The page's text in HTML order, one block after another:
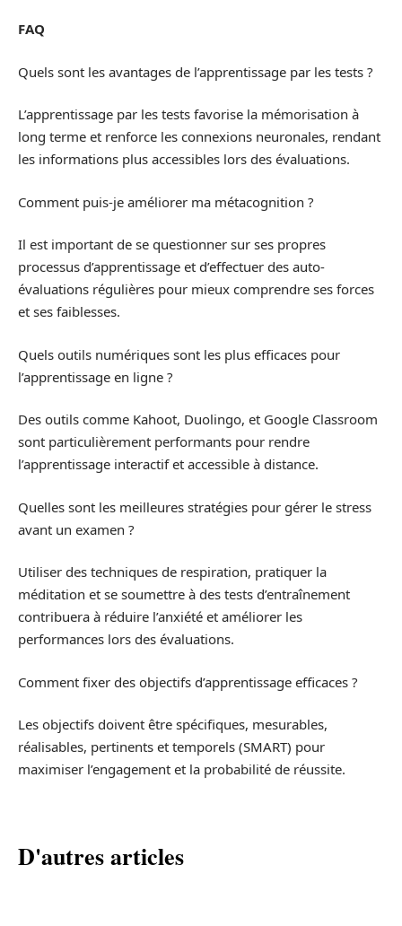
FAQ
Quels sont les avantages de l’apprentissage par les tests ?
L’apprentissage par les tests favorise la mémorisation à
long terme et renforce les connexions neuronales, rendant
les informations plus accessibles lors des évaluations.
Comment puis-je améliorer ma métacognition ?
Il est important de se questionner sur ses propres
processus d’apprentissage et d’effectuer des auto-
évaluations régulières pour mieux comprendre ses forces
et ses faiblesses.
Quels outils numériques sont les plus efficaces pour
l’apprentissage en ligne ?
Des outils comme Kahoot, Duolingo, et Google Classroom
sont particulièrement performants pour rendre
l’apprentissage interactif et accessible à distance.
Quelles sont les meilleures stratégies pour gérer le stress
avant un examen ?
Utiliser des techniques de respiration, pratiquer la
méditation et se soumettre à des tests d’entraînement
contribuera à réduire l’anxiété et améliorer les
performances lors des évaluations.
Comment fixer des objectifs d’apprentissage efficaces ?
Les objectifs doivent être spécifiques, mesurables,
réalisables, pertinents et temporels (SMART) pour
maximiser l’engagement et la probabilité de réussite.
D'autres articles